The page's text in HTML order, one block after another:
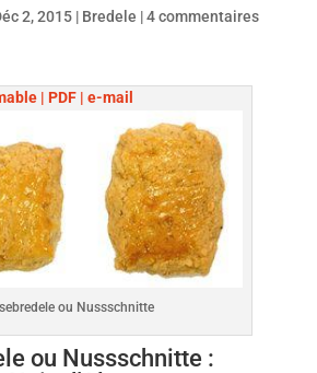
2, 2015| Bredele |4 commentaires
| PDF | e-mail
ou Nussschnitte
ou Nussschnitte :